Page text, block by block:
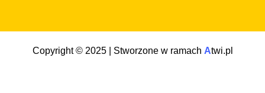
Copyright © 2025 | Stworzone w ramach Atwi.pl